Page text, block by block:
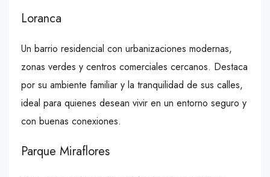
Loranca
Un barrio residencial con urbanizaciones modernas,
zonas verdes y centros comerciales cercanos. Destaca
por su ambiente familiar y la tranquilidad de sus calles,
ideal para quienes desean vivir en un entorno seguro y
con buenas conexiones.
Parque Miraflores